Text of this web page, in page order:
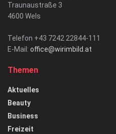
Traunaustraße 3
4600 Wels
Telefon +43 7242 22844-111
E-Mail: office@wirimbild.at
Themen
Aktuelles
Beauty
Business
Freizeit